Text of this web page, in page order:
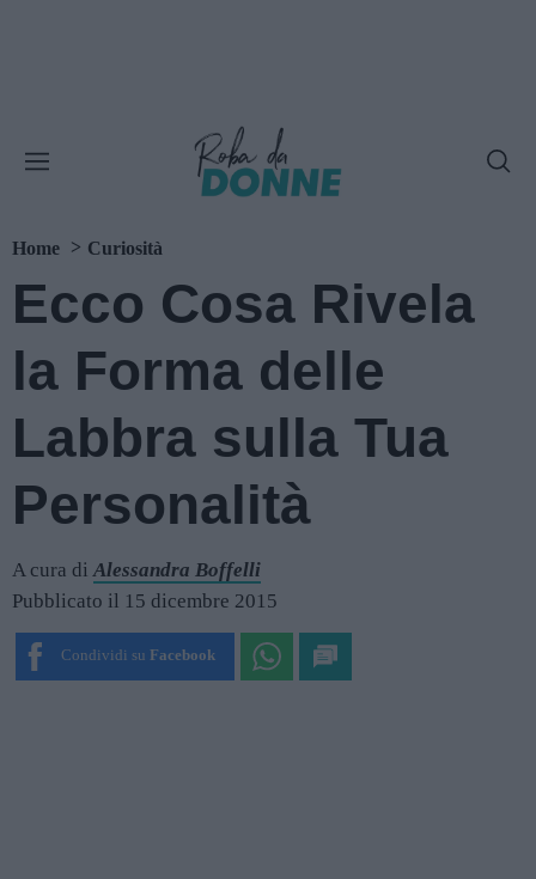
Home Curiosità
Ecco Cosa Rivela
la Forma delle
Labbra sulla Tua
Personalità
A cura diAlessandra Boffelli
Pubblicato il 15 dicembre 2015
Condividi su Facebook